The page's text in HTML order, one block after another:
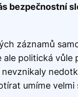
bezpečnostní
záznamů
ale politická
umíme